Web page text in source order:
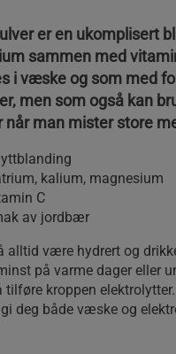
er en ukomplisert
sammen med
i væske og som med
men som også kan
når man mister store
kalium, magnesium
C
av jordbær
alltid være hydrert og
på varme dager eller
tilføre kroppen
deg både væske og